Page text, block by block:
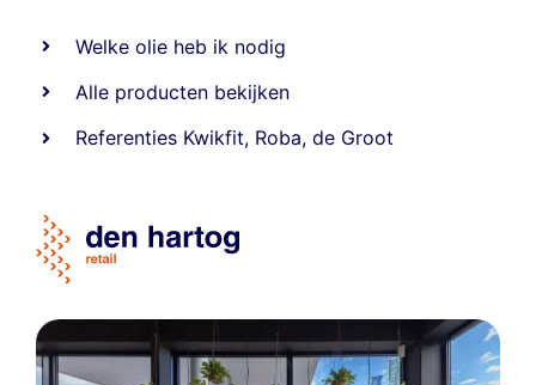
Welke olie heb ik nodig
Alle producten bekijken
Referenties Kwikfit, Roba,de Groot